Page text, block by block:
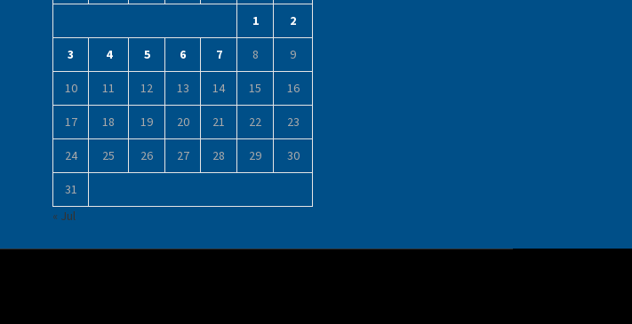
1 2
3 4 5 6 7 8 9
10 11 12 13 14 15 16
17 18 19 20 21 22 23
24 25 26 27 28 29 30
31
« Jul